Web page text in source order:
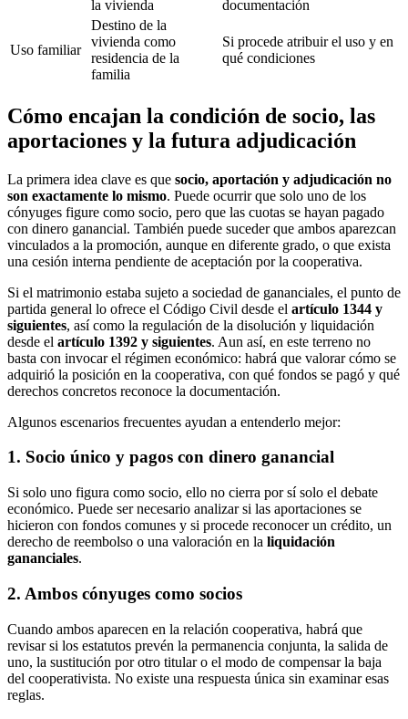
la vivienda documentación
Uso familiar
Destino de la
vivienda como
residencia de la
familia
Si procede atribuir el uso y en
qué condiciones
Cómo encajan la condición de socio, las
aportaciones y la futura adjudicación
La primera idea clave es que socio, aportación y adjudicación no
son exactamente lo mismo. Puede ocurrir que solo uno de los
cónyuges figure como socio, pero que las cuotas se hayan pagado
con dinero ganancial. También puede suceder que ambos aparezcan
vinculados a la promoción, aunque en diferente grado, o que exista
una cesión interna pendiente de aceptación por la cooperativa.
Si el matrimonio estaba sujeto a sociedad de gananciales, el punto de
partida general lo ofrece el Código Civil desde el artículo 1344 y
siguientes, así como la regulación de la disolución y liquidación
desde el artículo 1392 y siguientes. Aun así, en este terreno no
basta con invocar el régimen económico: habrá que valorar cómo se
adquirió la posición en la cooperativa, con qué fondos se pagó y qué
derechos concretos reconoce la documentación.
Algunos escenarios frecuentes ayudan a entenderlo mejor:
1. Socio único y pagos con dinero ganancial
Si solo uno figura como socio, ello no cierra por sí solo el debate
económico. Puede ser necesario analizar si las aportaciones se
hicieron con fondos comunes y si procede reconocer un crédito, un
derecho de reembolso o una valoración en la liquidación
gananciales.
2. Ambos cónyuges como socios
Cuando ambos aparecen en la relación cooperativa, habrá que
revisar si los estatutos prevén la permanencia conjunta, la salida de
uno, la sustitución por otro titular o el modo de compensar la baja
del cooperativista. No existe una respuesta única sin examinar esas
reglas.